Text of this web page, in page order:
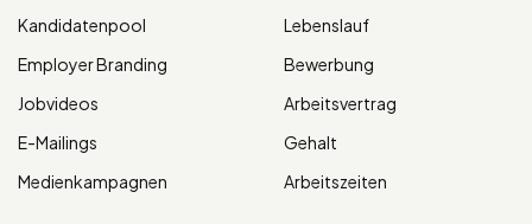
Kandidatenpool
Employer Branding
Jobvideos
E-Mailings
Medienkampagnen
Lebenslauf
Bewerbung
Arbeitsvertrag
Gehalt
Arbeitszeiten